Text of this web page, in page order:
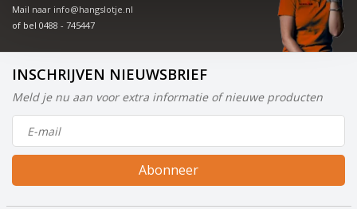
Mail naar info@hangslotje.nl
of bel 0488 - 745447
INSCHRIJVEN NIEUWSBRIEF
Meld je nu aan voor extra informatie of nieuwe producten
Abonneer